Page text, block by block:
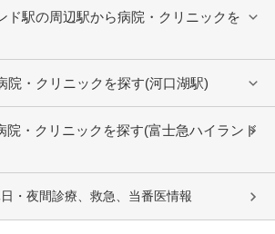
ド駅の周辺駅から病院・クリニックを
院・クリニックを探す(河口湖駅)
院・クリニックを探す(富士急ハイランド
・夜間診療、救急、当番医情報